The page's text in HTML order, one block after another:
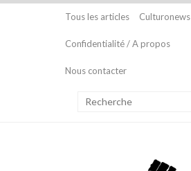
Tous les articles Culturonews
Confidentialité / A propos
Nous contacter